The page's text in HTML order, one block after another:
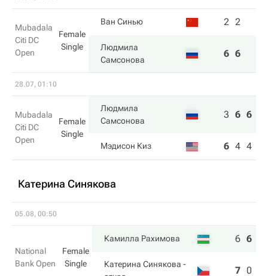
Mubadala
Citi DC
Open
Female
Single
Ван Синью 2 2
Людмила
Самсонова
6 6
28.07, 01:10
Mubadala
Citi DC
Open
Female
Single
Людмила
Самсонова
3 6 6
Мэдисон Киз 6 4 4
Катерина Синякова
05.08, 00:50
National
Bank Open
Female
Single
Камилла Рахимова 6 6
Катерина Синякова -
7 0